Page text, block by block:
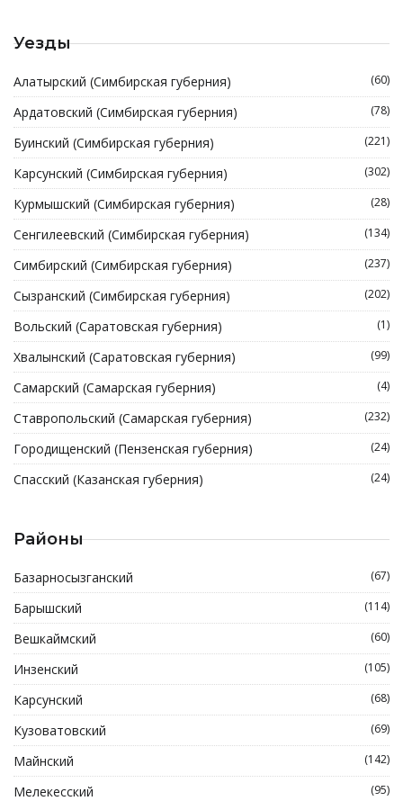
Уезды
Алатырский (Симбирская губерния) (60)
Ардатовский (Симбирская губерния) (78)
Буинский (Симбирская губерния) (221)
Карсунский (Симбирская губерния) (302)
Курмышский (Симбирская губерния) (28)
Сенгилеевский (Симбирская губерния) (134)
Симбирский (Симбирская губерния) (237)
Сызранский (Симбирская губерния) (202)
Вольский (Саратовская губерния) (1)
Хвалынский (Саратовская губерния) (99)
Самарский (Самарская губерния) (4)
Ставропольский (Самарская губерния) (232)
Городищенский (Пензенская губерния) (24)
Спасский (Казанская губерния) (24)
Районы
Базарносызганский (67)
Барышский (114)
Вешкаймский (60)
Инзенский (105)
Карсунский (68)
Кузоватовский (69)
Майнский (142)
Мелекесский (95)